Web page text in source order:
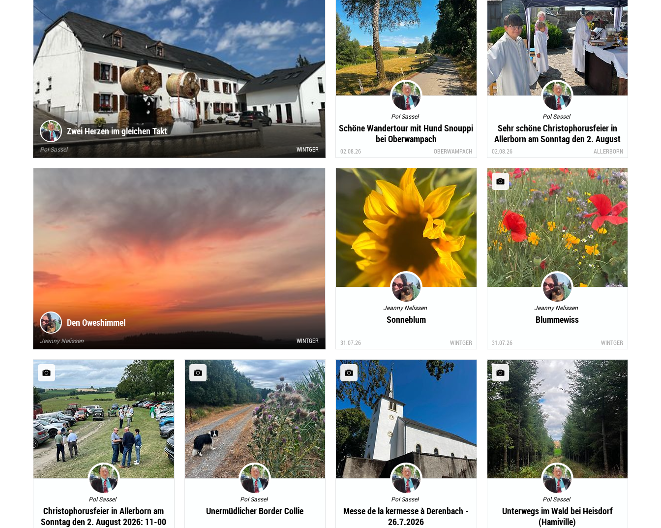
Zwei Herzen im gleichen Takt
Pol Sassel WINTGER
Pol Sassel
Schöne Wandertour mit Hund Snouppi
bei Oberwampach
02.08.26 OBERWAMPACH
Pol Sassel
Sehr schöne Christophorusfeier in
Allerborn am Sonntag den 2. August
02.08.26 ALLERBORN
Den Oweshimmel
Jeanny Nelissen WINTGER
Jeanny Nelissen
Sonneblum
31.07.26 WINTGER
Jeanny Nelissen
Blummewiss
31.07.26 WINTGER
Pol Sassel
Christophorusfeier in Allerborn am
Sonntag den 2. August 2026: 11-00
Pol Sassel
Unermüdlicher Border Collie
Pol Sassel
Messe de la kermesse à Derenbach -
26.7.2026
Pol Sassel
Unterwegs im Wald bei Heisdorf
(Hamiville)